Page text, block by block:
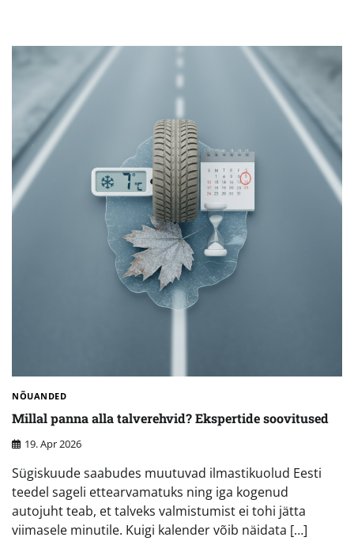
NÕUANDED
Millal panna alla talverehvid? Ekspertide soovitused
19. Apr 2026
Sügiskuude saabudes muutuvad ilmastikuolud Eesti
teedel sageli ettearvamatuks ning iga kogenud
autojuht teab, et talveks valmistumist ei tohi jätta
viimasele minutile. Kuigi kalender võib näidata […]